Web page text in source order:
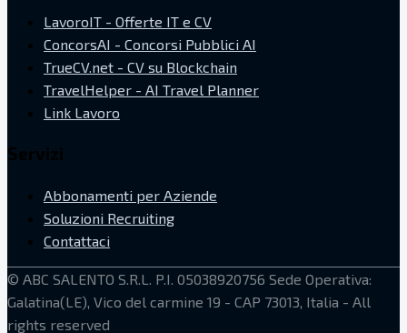
LavoroIT - Offerte IT e CV
ConcorsAI - Concorsi Pubblici AI
TrueCV.net - CV su Blockchain
TravelHelper - AI Travel Planner
Link Lavoro
Abbonamenti per Aziende
Soluzioni Recruiting
Contattaci
© ABC SALENTO S.R.L. P.I. 05038920756 Sede Operativa:
Galatina(LE), Vico del carmine 19 - CAP 73013, Italia - All
rights reserved